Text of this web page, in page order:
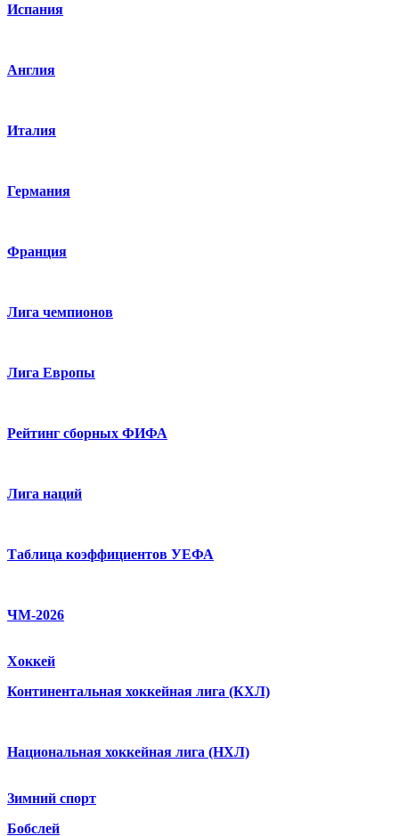
Испания
Англия
Италия
Германия
Франция
Лига чемпионов
Лига Европы
Рейтинг сборных ФИФА
Лига наций
Таблица коэффициентов УЕФА
ЧМ-2026
Хоккей
Континентальная хоккейная лига (КХЛ)
Национальная хоккейная лига (НХЛ)
Зимний спорт
Бобслей